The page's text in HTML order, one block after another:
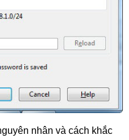
nhân và cách khắc